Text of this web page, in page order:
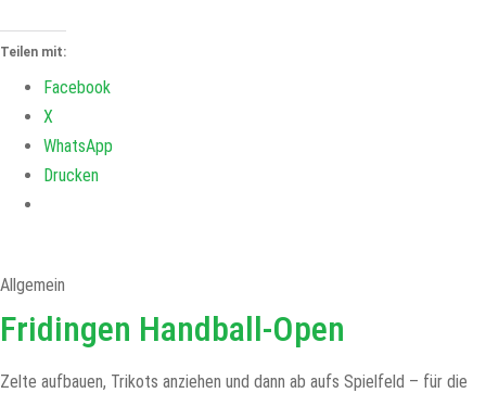
Teilen mit:
Facebook
X
WhatsApp
Drucken
Allgemein
Fridingen Handball-Open
Zelte aufbauen, Trikots anziehen und dann ab aufs Spielfeld – für die